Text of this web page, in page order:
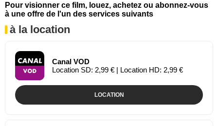
Pour visionner ce film, louez, achetez ou abonnez-vous
à une offre de l'un des services suivants
à la location
Canal VOD
Location SD: 2,99 € | Location HD: 2,99 €
LOCATION